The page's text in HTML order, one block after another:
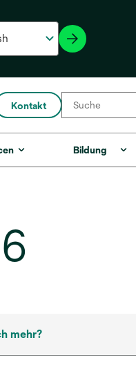
Kontakt
Bildung
mehr?